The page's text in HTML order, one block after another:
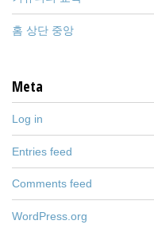
홈 상단 중앙
Meta
Log in
Entries feed
Comments feed
WordPress.org